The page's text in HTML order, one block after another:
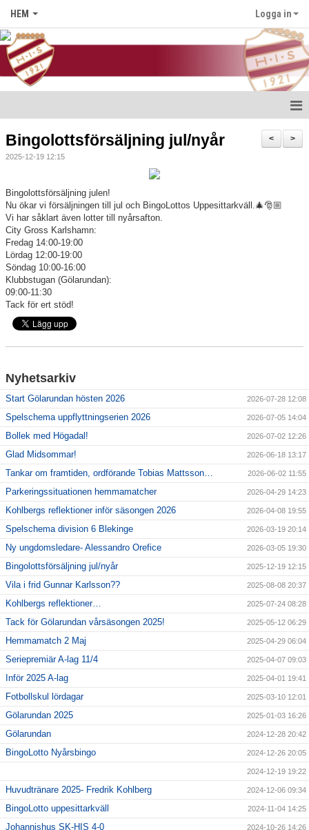
HEM Logga in
Nyheter
Föreningen
Medlem i HIS
Kontakt
Kalender
Våra lag
Styrelse Högadals IS
>
<
Bingolottsförsäljning jul/nyår
2025-12-19 12:15
Bingolottsförsäljning julen!
Nu ökar vi försäljningen till jul och BingoLottos Uppesittarkväll.🎄🎅🏼
Vi har såklart även lotter till nyårsafton.
City Gross Karlshamn:
Fredag 14:00-19:00
Lördag 12:00-19:00
Söndag 10:00-16:00
Klubbstugan (Gölarundan):
09:00-11:30
Tack för ert stöd!
Nyhetsarkiv
Start Gölarundan hösten 2026 2026-07-28 12:08
Spelschema uppflyttningserien 2026 2026-07-05 14:04
Bollek med Högadal! 2026-07-02 12:26
Glad Midsommar! 2026-06-18 13:17
Tankar om framtiden, ordförande Tobias Mattsson… 2026-06-02 11:55
Parkeringssituationen hemmamatcher 2026-04-29 14:23
Kohlbergs reflektioner inför säsongen 2026 2026-04-08 19:55
Spelschema division 6 Blekinge 2026-03-19 20:14
Ny ungdomsledare- Alessandro Orefice 2026-03-05 19:30
Bingolottsförsäljning jul/nyår 2025-12-19 12:15
Vila i frid Gunnar Karlsson?? 2025-08-08 20:37
Kohlbergs reflektioner… 2025-07-24 08:28
Tack för Gölarundan vårsäsongen 2025! 2025-05-12 06:29
Hemmamatch 2 Maj 2025-04-29 06:04
Seriepremiär A-lag 11/4 2025-04-07 09:03
Inför 2025 A-lag 2025-04-01 19:41
Fotbollskul lördagar 2025-03-10 12:01
Gölarundan 2025 2025-01-03 16:26
Gölarundan 2024-12-28 20:42
BingoLotto Nyårsbingo 2024-12-26 20:05
2024-12-19 19:22
Huvudtränare 2025- Fredrik Kohlberg 2024-12-06 09:34
BingoLotto uppesittarkväll 2024-11-04 14:25
Johannishus SK-HIS 4-0 2024-10-26 14:26